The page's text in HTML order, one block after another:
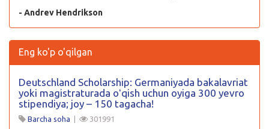
- Andrev Hendrikson
Eng ko'p o'qilgan
Deutschland Scholarship: Germaniyada bakalavriat
yoki magistraturada oʻqish uchun oyiga 300 yevro
stipendiya; joy – 150 tagacha!
Barcha soha | 301991